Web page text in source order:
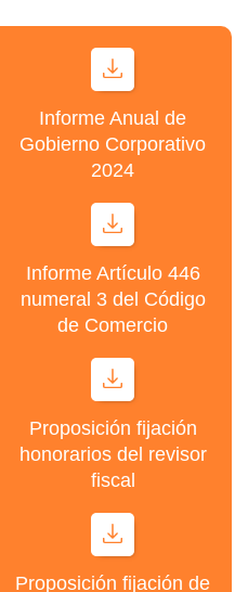
Informe Anual de
Gobierno Corporativo
2024
Informe Artículo 446
numeral 3 del Código
de Comercio
Proposición fijación
honorarios del revisor
fiscal
Proposición fijación de